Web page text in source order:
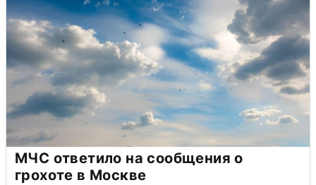
МЧС ответило на сообщения о
грохоте в Москве